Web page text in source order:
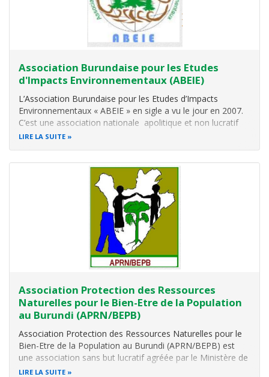
Association Burundaise pour les Etudes
d'Impacts Environnementaux (ABEIE)
L’Association Burundaise pour les Etudes d’Impacts
Environnementaux « ABEIE » en sigle a vu le jour en 2007.
C’est une association nationale apolitique et non lucratif
qui regroupe les professionnels burundais en évaluation
LIRE LA SUITE
Association Protection des Ressources
Naturelles pour le Bien-Etre de la Population
au Burundi (APRN/BEPB)
Association Protection des Ressources Naturelles pour le
Bien-Etre de la Population au Burundi (APRN/BEPB) est
une association sans but lucratif agréée par le Ministère de
l’Intérieur et de la Sécurité Publique par Ordonnance
LIRE LA SUITE